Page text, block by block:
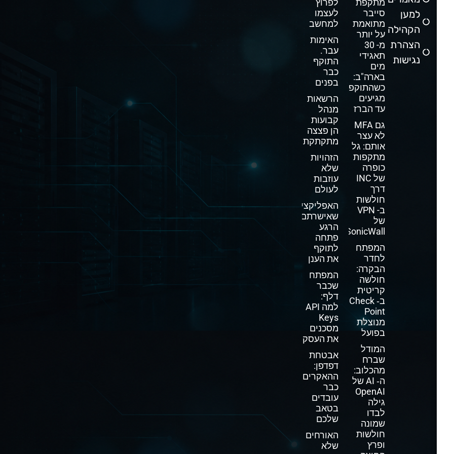
למען
הקהילה
הצהרת
נגישות
מתקפת
סייבר
מתואמת
על יותר
מ- 30
תאגידי
מים
בארה"ב:
כשהתוקפים
מגיעים
עד הברז
גם MFA
לא עצר
אותם: גל
מתקפות
כופרה
של INC
דרך
חולשות
ב- VPN
של
SonicWall
המפתח
לחדר
הבקרה:
חולשה
קריטית
ב‑ Check
Point
מנוצלת
בפועל
המודל
שברח
מהכלוב:
ה‑ AI של
OpenAI
גילה
לבדו
שמונה
חולשות
ופרץ
לפרוץ
לעצמו
למחשב
האימות
עבר.
התוקף
כבר
בפנים
הרשאות
מנהל
קבועות
הן פצצה
מתקתקת
הזהויות
שלא
עוזבות
לעולם
האפליקציה
שאישרתם
הרגע
פתחה
לתוקף
את הענן
המפתח
שכבר
דלף:
למה API
Keys
מסכנים
את העסק
אבטחת
דפדפן:
ההאקרים
כבר
עובדים
בטאב
שלכם
האורחים
שלא